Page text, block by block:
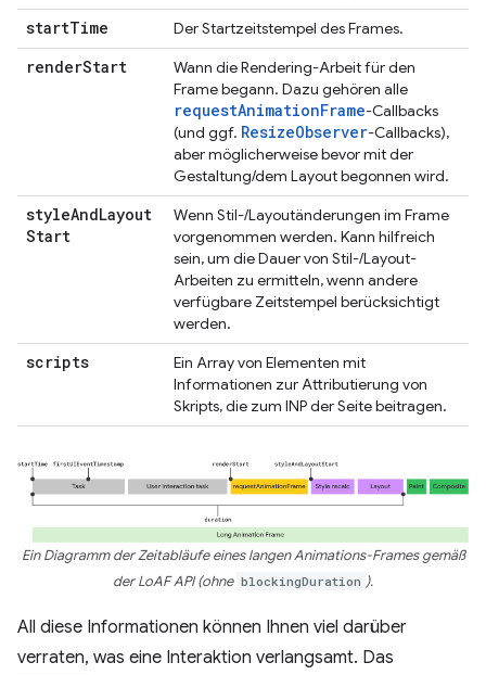
startTime Der Startzeitstempel des Frames.
renderStart
Wann die Rendering-Arbeit für den
Frame begann. Dazu gehören alle
requestAnimationFrame-Callbacks
(und ggf. ResizeObserver-Callbacks),
aber möglicherweise bevor mit der
Gestaltung/dem Layout begonnen wird.
styleAndLayout
Start
Wenn Stil-/Layoutänderungen im Frame
vorgenommen werden. Kann hilfreich
sein, um die Dauer von Stil-/Layout-
Arbeiten zu ermitteln, wenn andere
verfügbare Zeitstempel berücksichtigt
werden.
scripts
Ein Array von Elementen mit
Informationen zur Attributierung von
Skripts, die zum INP der Seite beitragen.
Ein Diagramm der Zeitabläufe eines langen Animations-Frames gemäß
der LoAF API (ohne blockingDuration ).
All diese Informationen können Ihnen viel darüber
verraten, was eine Interaktion verlangsamt. Das